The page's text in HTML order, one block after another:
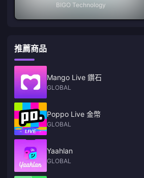
BIGO Technology
推薦商品
Mango Live 鑽石
GLOBAL
Poppo Live 金幣
GLOBAL
Yaahlan
GLOBAL